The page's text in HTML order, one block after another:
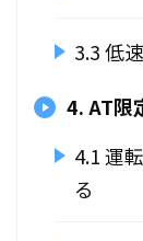
3.3 低
4. AT限
4.1 運
る